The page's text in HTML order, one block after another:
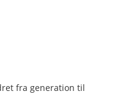
fra generation til